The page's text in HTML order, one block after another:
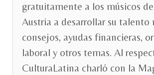
gratuitamente a los músicos
Austria a desarrollar su talento
consejos, ayudas financieras,
laboral y otros temas. Al
CulturaLatina charló con la